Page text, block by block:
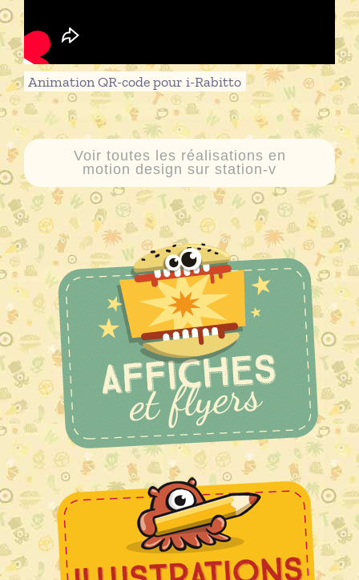
Animation QR-code pour i-Rabitto
Voir toutes les réalisations en
motion design sur station-v